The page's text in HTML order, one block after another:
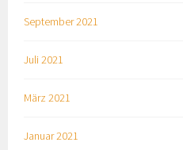
September 2021
Juli 2021
März 2021
Januar 2021